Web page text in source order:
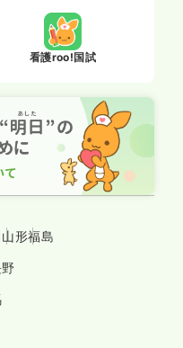
看護roo!国試
山形福島